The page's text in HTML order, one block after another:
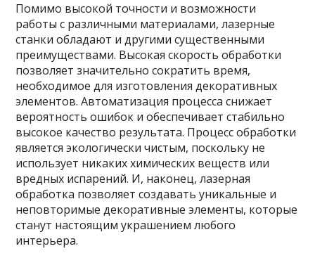
Помимо высокой точности и возможности
работы с различными материалами, лазерные
станки обладают и другими существенными
преимуществами. Высокая скорость обработки
позволяет значительно сократить время,
необходимое для изготовления декоративных
элементов. Автоматизация процесса снижает
вероятность ошибок и обеспечивает стабильно
высокое качество результата. Процесс обработки
является экологически чистым, поскольку не
использует никаких химических веществ или
вредных испарений. И, наконец, лазерная
обработка позволяет создавать уникальные и
неповторимые декоративные элементы, которые
станут настоящим украшением любого
интерьера.